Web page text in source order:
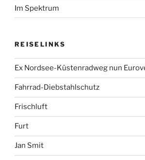
Im Spektrum
REISELINKS
Ex Nordsee-Küstenradweg nun
Fahrrad-Diebstahlschutz
Frischluft
Furt
Jan Smit